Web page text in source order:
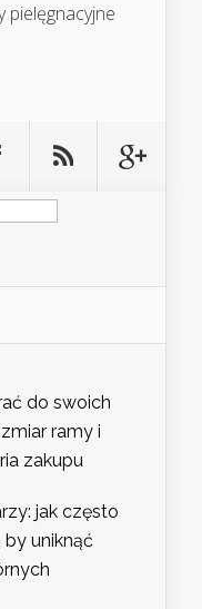
pielęgnacyjne
do swoich
ramy i
zakupu
jak często
by uniknąć